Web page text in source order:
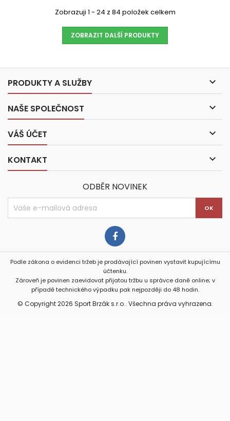
Zobrazuji 1 - 24 z 84 položek celkem
ZOBRAZIT DALŠÍ PRODUKTY
PRODUKTY A SLUŽBY 
NAŠE SPOLEČNOST 
VÁŠ ÚČET 
KONTAKT 
ODBĚR NOVINEK
Podle zákona o evidenci tržeb je prodávající povinen vystavit kupujícímu
účtenku.
Zároveň je povinen zaevidovat přijatou tržbu u správce daně online; v
případě technického výpadku pak nejpozději do 48 hodin.
© Copyright 2026 Sport Brzák s.r.o.. Všechna práva vyhrazena.